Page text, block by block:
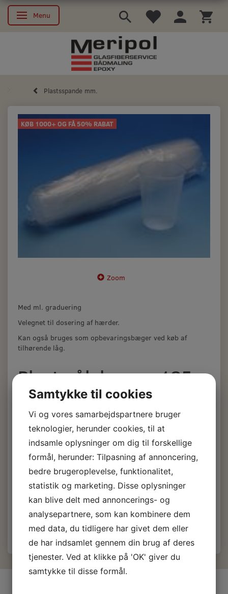
Skifte navigation
Menu
Plastsspande mm.
KØB 1000+ OG FÅ 50% RABAT
Zoom
Med ml. graduering
Velegnet til dosering af hærder.
Kan også bruges som opbevaringsbæger ved køb af
tilhørende låg.
Plastmålebæger 185
ml.
6,50 DKKm/Moms
5,20 DKKu/Moms)
Køb50eller flere til4,45 DKK (3,56 DKK) pr stk.
Køb 250eller flere til3,90 DKK(3,12 DKK
Køb1000 eller flere til 3,25 DKK(2,60 DKK) pr stk.
Læg i kurv
Samtykke til cookies
Vi og vores samarbejdspartnere bruger
teknologier, herunder cookies, til at
indsamle oplysninger om dig til forskellige
formål, herunder: Tilpasning af annoncering,
bedre brugeroplevelse, funktionalitet,
statistik og marketing. Disse oplysninger
kan blive delt med annoncerings- og
analysepartnere, som kan kombinere dem
med data, du tidligere har givet dem eller
de har indsamlet gennem din brug af deres
tjenester. Ved at klikke på 'OK' giver du
samtykke til disse formål.